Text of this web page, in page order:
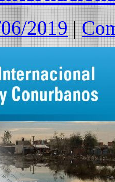
2019 |